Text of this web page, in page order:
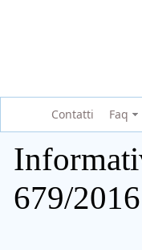
Contatti Faq
679/2016